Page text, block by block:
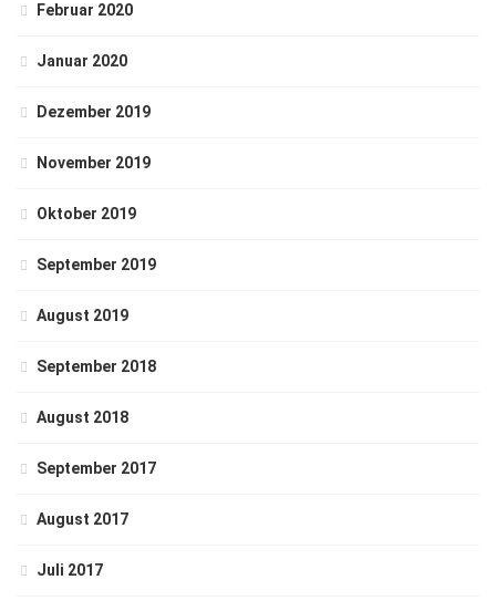
Februar 2020
Januar 2020
Dezember 2019
November 2019
Oktober 2019
September 2019
August 2019
September 2018
August 2018
September 2017
August 2017
Juli 2017